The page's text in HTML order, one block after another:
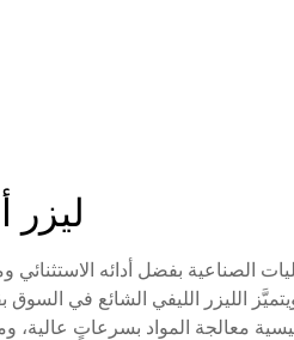
ليزر
الصناعية بفضل أدائه
الليزر الليفي الشائع في
معالجة المواد بسرعاتٍ عالية،